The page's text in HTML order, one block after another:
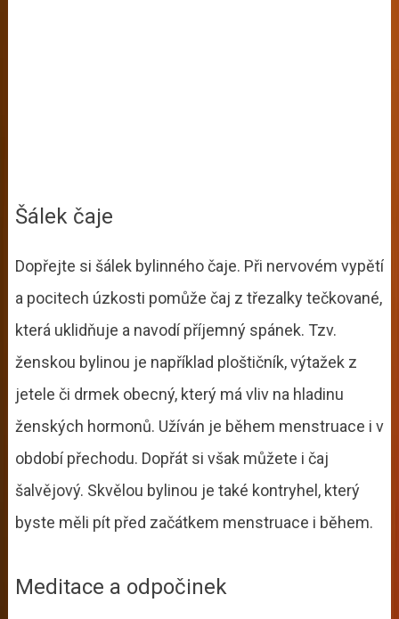
Šálek čaje
Dopřejte si šálek bylinného čaje. Při nervovém vypětí
a pocitech úzkosti pomůže čaj z třezalky tečkované,
která uklidňuje a navodí příjemný spánek. Tzv.
ženskou bylinou je například ploštičník, výtažek z
jetele či drmek obecný, který má vliv na hladinu
ženských hormonů. Užíván je během menstruace i v
období přechodu. Dopřát si však můžete i čaj
šalvějový. Skvělou bylinou je také kontryhel, který
byste měli pít před začátkem menstruace i během.
Meditace a odpočinek